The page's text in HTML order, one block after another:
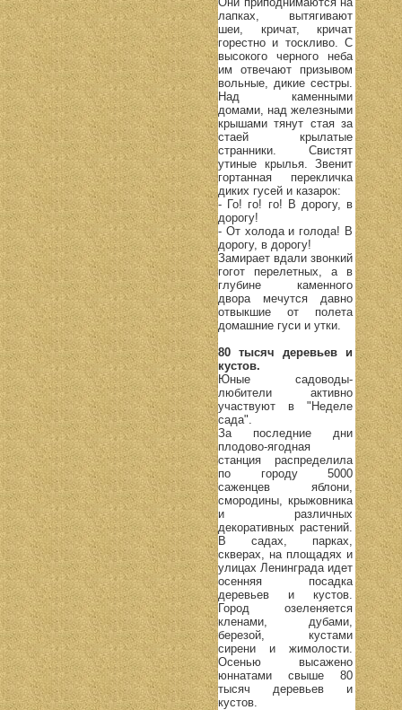
лапках, вытягивают
шеи, кричат, кричат
горестно и тоскливо. С
высокого черного неба
им отвечают призывом
вольные, дикие сестры.
Над каменными
домами, над железными
крышами тянут стая за
стаей крылатые
странники. Свистят
утиные крылья. Звенит
гортанная перекличка
диких гусей и казарок:
- Го! го! го! В дорогу, в
дорогу!
- От холода и голода! В
дорогу, в дорогу!
Замирает вдали звонкий
гогот перелетных, а в
глубине каменного
двора мечутся давно
отвыкшие от полета
домашние гуси и утки.
80 тысяч деревьев и
кустов.
Юные садоводы-
любители активно
участвуют в "Неделе
сада".
За последние дни
плодово-ягодная
станция распределила
по городу 5000
саженцев яблони,
смородины, крыжовника
и различных
декоративных растений.
В садах, парках,
скверах, на площадях и
улицах Ленинграда идет
осенняя посадка
деревьев и кустов.
Город озеленяется
кленами, дубами,
березой, кустами
сирени и жимолости.
Осенью высажено
юннатами свыше 80
тысяч деревьев и
кустов.